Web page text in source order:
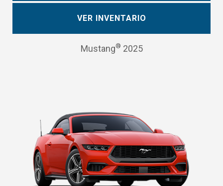
VER INVENTARIO
Mustang® 2025